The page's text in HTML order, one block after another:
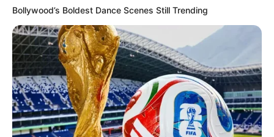
Bollywood’s Boldest Dance Scenes Still Trending